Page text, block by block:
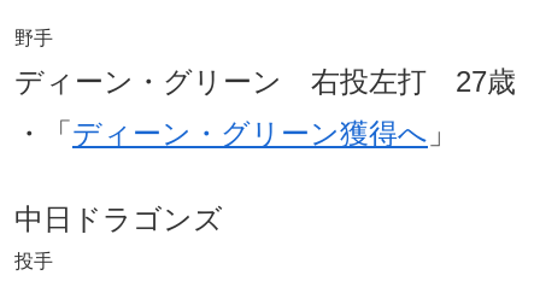
野手
ディーン・グリーン 右投左打 27歳
・「 ディーン・グリーン獲得へ 」
中日ドラゴンズ
投手